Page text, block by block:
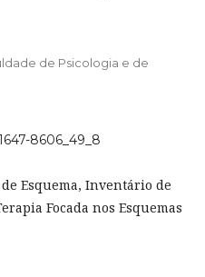
de Psicologia e de
8606_49_8
Esquema, Inventário de
Focada nos Esquemas